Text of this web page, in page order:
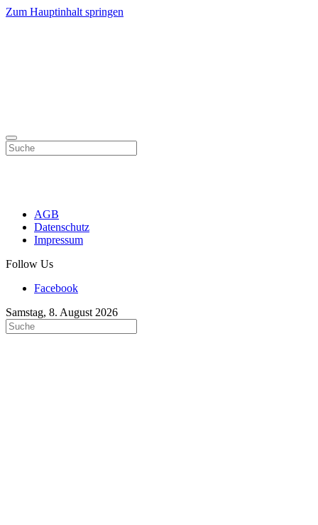
Zum Hauptinhalt springen
AGB
Datenschutz
Impressum
Follow Us
Facebook
Samstag, 8. August 2026